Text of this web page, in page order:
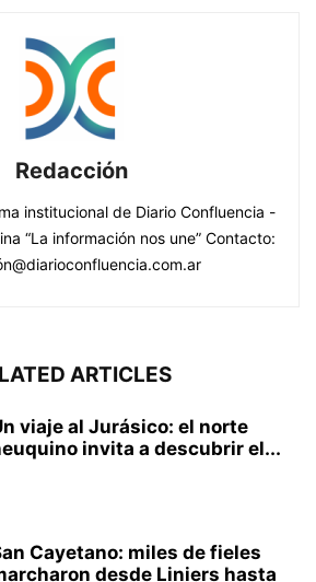
Redacción
institucional de Diario Confluencia -
“La información nos une” Contacto:
ARTICLES
viaje al Jurásico: el norte
invita a descubrir el...
Cayetano: miles de fieles
desde Liniers hasta